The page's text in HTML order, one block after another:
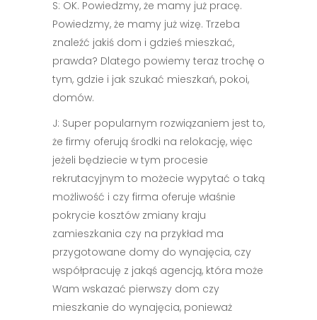
S: OK. Powiedzmy, że mamy już pracę.
Powiedzmy, że mamy już wizę. Trzeba
znaleźć jakiś dom i gdzieś mieszkać,
prawda? Dlatego powiemy teraz trochę o
tym, gdzie i jak szukać mieszkań, pokoi,
domów.
J: Super popularnym rozwiązaniem jest to,
że firmy oferują środki na relokację, więc
jeżeli będziecie w tym procesie
rekrutacyjnym to możecie wypytać o taką
możliwość i czy firma oferuje właśnie
pokrycie kosztów zmiany kraju
zamieszkania czy na przykład ma
przygotowane domy do wynajęcia, czy
współpracuję z jakąś agencją, która może
Wam wskazać pierwszy dom czy
mieszkanie do wynajęcia, ponieważ